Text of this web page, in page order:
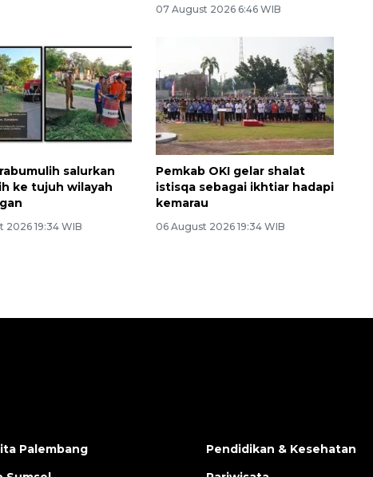
07 August 2026 6:46 WIB
salurkan
ke tujuh wilayah
2026 19:34 WIB
Pemkab OKI gelar shalat
istisqa sebagai ikhtiar hadapi
kemarau
06 August 2026 19:34 WIB
Palembang
Pendidikan & Kesehatan